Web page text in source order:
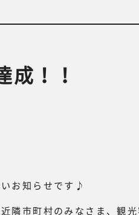
成！！
お知らせです♪
隣市町村のみなさま、観